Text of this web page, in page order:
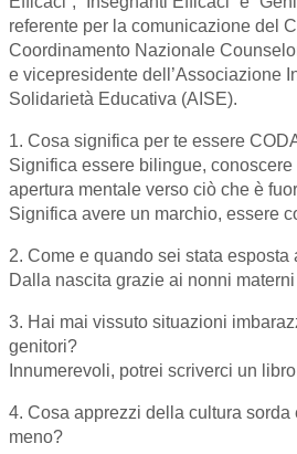
referente per la comunicazione del
Coordinamento Nazionale
e vicepresidente dell’Associazione
Solidarietà Educativa (AISE).
1. Cosa significa per te essere
Significa essere bilingue,
apertura mentale verso ciò che è
Significa avere un marchio, essere
2. Come e quando sei stata esposta
Dalla nascita grazie ai nonni
3. Hai mai vissuto situazioni
genitori?
Innumerevoli, potrei scriverci un
4. Cosa apprezzi della cultura
meno?